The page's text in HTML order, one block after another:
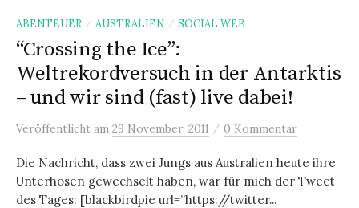
ABENTEUER / AUSTRALIEN / SOCIAL WEB
“Crossing the Ice”:
Weltrekordversuch in der Antarktis
– und wir sind (fast) live dabei!
Veröffentlicht am 29 November, 2011 / 0 Kommentar
Die Nachricht, dass zwei Jungs aus Australien heute ihre
Unterhosen gewechselt haben, war für mich der Tweet
des Tages: [blackbirdpie url=”https://twitter...